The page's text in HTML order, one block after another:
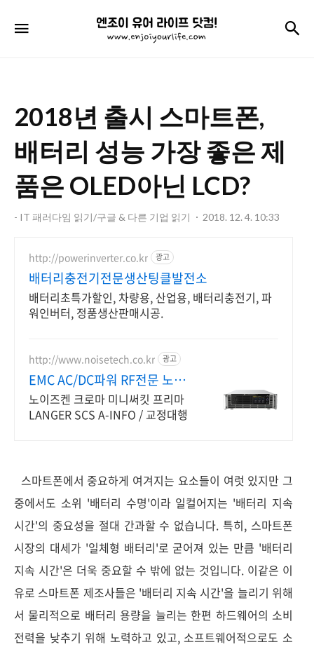
엔
조
어
라
이
프
닷
2018년 출시 스마트폰,
배터리 성능 가장 좋은 제
품은 OLED아닌 LCD?
- IT 패러다임 읽기/구글 & 다른 기업 읽기 2018. 12. 4. 10:33
http://powerinverter.co.kr 광고
배터리충전기전문생산팅클발전소
배터리초특가할인, 차량용, 산업용, 배터리충전기, 파
워인버터, 정품생산판매시공.
http://www.noisetech.co.kr 광고
EMC AC/DC파워 RF전문 노이
즈텍
노이즈켄 크로마 미니써킷 프리마
LANGER SCS A-INFO / 교정대행
스마트폰에서 중요하게 여겨지는 요소들이 여럿 있지만 그
중에서도 소위 '배터리 수명'이라 일컬어지는 '배터리 지속
시간'의 중요성을 절대 간과할 수 없습니다. 특히, 스마트폰
시장의 대세가 '일체형 배터리'로 굳어져 있는 만큼 '배터리
지속 시간'은 더욱 중요할 수 밖에 없는 것입니다. 이같은 이
유로 스마트폰 제조사들은 '배터리 지속 시간'을 늘리기 위해
서 물리적으로 배터리 용량을 늘리는 한편 하드웨어의 소비
전력을 낮추기 위해 노력하고 있고, 소프트웨어적으로도 소